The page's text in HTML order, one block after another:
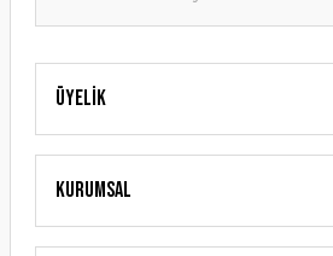
Gönder
Üyelik
Kurumsal